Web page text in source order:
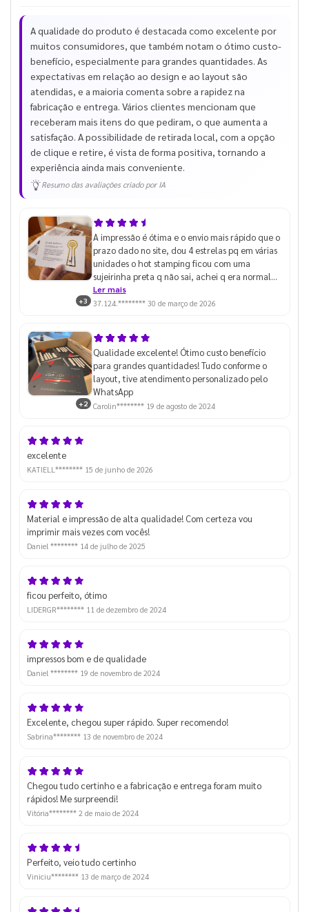
A qualidade do produto é destacada como excelente por
muitos consumidores, que também notam o ótimo custo-
benefício, especialmente para grandes quantidades. As
expectativas em relação ao design e ao layout são
atendidas, e a maioria comenta sobre a rapidez na
fabricação e entrega. Vários clientes mencionam que
receberam mais itens do que pediram, o que aumenta a
satisfação. A possibilidade de retirada local, com a opção
de clique e retire, é vista de forma positiva, tornando a
experiência ainda mais conveniente.
Resumo das avaliações criado por IA
+3
A impressão é ótima e o envio mais rápido que o
prazo dado no site, dou 4 estrelas pq em várias
unidades o hot stamping ficou com uma
sujeirinha preta q não sai, achei q era normal
até pegar algumas unidades que estava
perfeito
Ler mais
37.124.******** 30 de março de 2026
+2
Qualidade excelente! Ótimo custo benefício
para grandes quantidades! Tudo conforme o
layout, tive atendimento personalizado pelo
WhatsApp
Carolin******** 19 de agosto de 2024
excelente
KATIELL******** 15 de junho de 2026
Material e impressão de alta qualidade! Com certeza vou
imprimir mais vezes com vocês!
Daniel ******** 14 de julho de 2025
ficou perfeito, ótimo
LIDERGR******** 11 de dezembro de 2024
impressos bom e de qualidade
Daniel ******** 19 de novembro de 2024
Excelente, chegou super rápido. Super recomendo!
Sabrina******** 13 de novembro de 2024
Chegou tudo certinho e a fabricação e entrega foram muito
rápidos! Me surpreendi!
Vitória******** 2 de maio de 2024
Perfeito, veio tudo certinho
Viniciu******** 13 de março de 2024